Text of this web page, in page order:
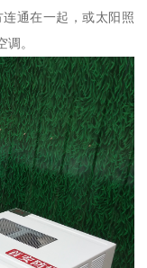
通在一起，或太阳照
。